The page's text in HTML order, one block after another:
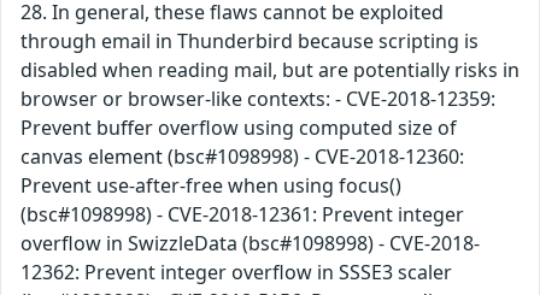
28. In general, these flaws cannot be exploited
through email in Thunderbird because scripting is
disabled when reading mail, but are potentially risks in
browser or browser-like contexts: - CVE-2018-12359:
Prevent buffer overflow using computed size of
canvas element (bsc#1098998) - CVE-2018-12360:
Prevent use-after-free when using focus()
(bsc#1098998) - CVE-2018-12361: Prevent integer
overflow in SwizzleData (bsc#1098998) - CVE-2018-
12362: Prevent integer overflow in SSSE3 scaler